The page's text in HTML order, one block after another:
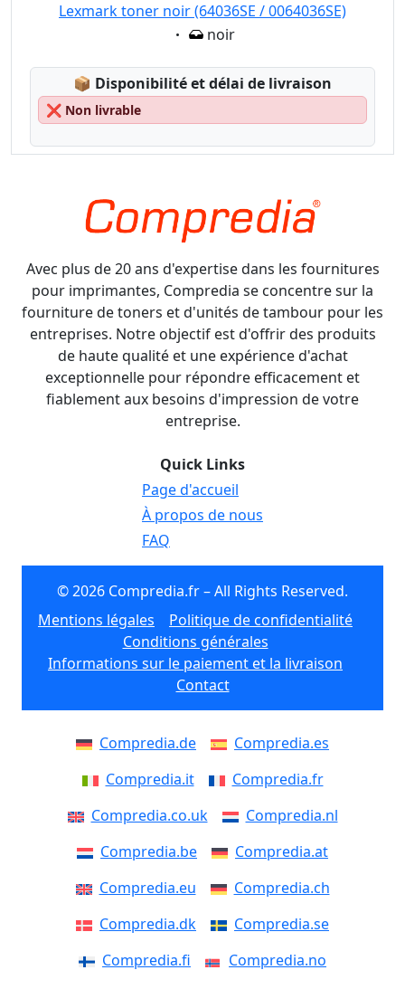
Lexmark toner noir (64036SE / 0064036SE)
Eigenschaft:
noir
📦 Lagerstatus:
Disponibilité et délai de livraison
❌ Non livrable
Avec plus de 20 ans d'expertise dans les fournitures
pour imprimantes, Compredia se concentre sur la
fourniture de toners et d'unités de tambour pour les
entreprises. Notre objectif est d'offrir des produits
de haute qualité et une expérience d'achat
exceptionnelle pour répondre efficacement et
fiablement aux besoins d'impression de votre
entreprise.
Quick Links
Page d'accueil
À propos de nous
FAQ
© 2026 Compredia.fr – All Rights Reserved.
Mentions légales
Politique de confidentialité
Conditions générales
Informations sur le paiement et la livraison
Contact
Compredia.de
Compredia.es
Compredia.it
Compredia.fr
Compredia.co.uk
Compredia.nl
Compredia.be
Compredia.at
Compredia.eu
Compredia.ch
Compredia.dk
Compredia.se
Compredia.fi
Compredia.no